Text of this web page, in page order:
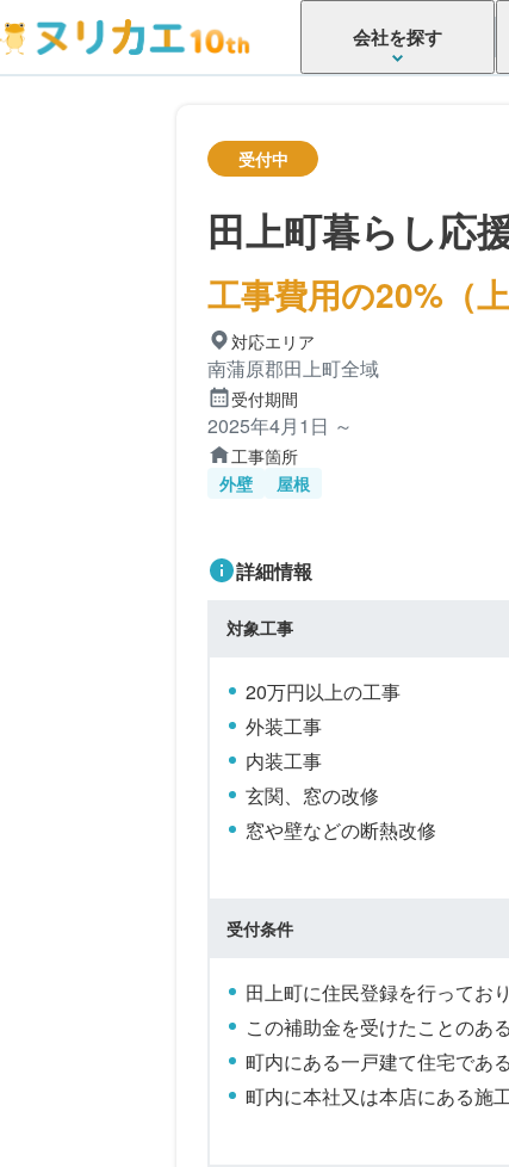
会社を探す
受付中
田上町暮らし応
工事費用の20%（
対応エリア
南蒲原郡田上町全域
受付期間
2025年4月1日 ～
工事箇所
外壁
屋根
詳細情報
対象工事
20万円以上の工事
外装工事
内装工事
玄関、窓の改修
窓や壁などの断熱改修
受付条件
田上町に住民登録を行ってお
この補助金を受けたことのあ
町内にある一戸建て住宅であ
町内に本社又は本店にある施